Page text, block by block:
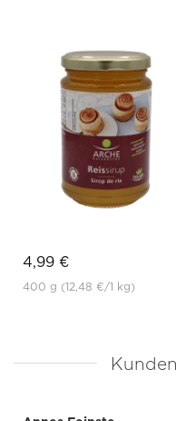
4,99 €
400 g (12,48 €/1 kg)